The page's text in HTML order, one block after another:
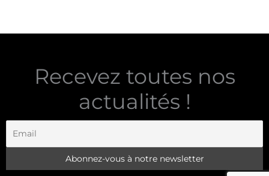
Recevez toutes nos
actualités !